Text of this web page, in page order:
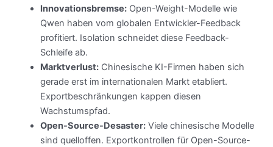
Innovationsbremse: Open-Weight-Modelle wie
Qwen haben vom globalen Entwickler-Feedback
profitiert. Isolation schneidet diese Feedback-
Schleife ab.
Marktverlust: Chinesische KI-Firmen haben sich
gerade erst im internationalen Markt etabliert.
Exportbeschränkungen kappen diesen
Wachstumspfad.
Open-Source-Desaster: Viele chinesische Modelle
sind quelloffen. Exportkontrollen für Open-Source-